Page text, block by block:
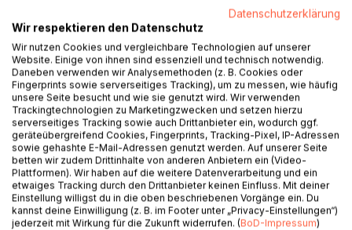
Der 6. Fall des Kommissars Jürgen Schneider aus Basel.
Auf offener Straße wird ein Kongolese erstochen, der mit
einer Sugar Mummy zusammenlebt. Hat der Mord etwas
mit ihr zu tun? Oder ist es ein ausländerfeindliches Hate
Crime? Oder eine Tat mit homophobem Hintergrund? Die
Ermittlungen gestalten sich äußerst schwierig, da
verschiedene Personen als Täter in Frage kommen. Lange
Zeit tappt der Kommissar im Dunkeln, bis er durch Zufall
auf die Spur eiskalter Killer trifft, auf deren Konto noch
weitere Morde gehen. Mit Schrecken muss er feststellen,
dass neben ihm selbst und seinem Partner auch ihrem
gemeinsamen Sohn Gefahr droht.
Datenschutzerklärung
Wir respektieren den Datenschutz
Wir nutzen Cookies und vergleichbare Technologien auf unserer
Website. Einige von ihnen sind essenziell und technisch notwendig.
Daneben verwenden wir Analysemethoden (z. B. Cookies oder
Fingerprints sowie serverseitiges Tracking), um zu messen, wie häufig
unsere Seite besucht und wie sie genutzt wird. Wir verwenden
Trackingtechnologien zu Marketingzwecken und setzen hierzu
serverseitiges Tracking sowie auch Drittanbieter ein, wodurch ggf.
geräteübergreifend Cookies, Fingerprints, Tracking-Pixel, IP-Adressen
sowie gehashte E-Mail-Adressen genutzt werden. Auf unserer Seite
betten wir zudem Drittinhalte von anderen Anbietern ein (Video-
Plattformen). Wir haben auf die weitere Datenverarbeitung und ein
etwaiges Tracking durch den Drittanbieter keinen Einfluss. Mit deiner
Einstellung willigst du in die oben beschriebenen Vorgänge ein. Du
kannst deine Einwilligung (z. B. im Footer unter „Privacy-Einstellungen“)
jederzeit mit Wirkung für die Zukunft widerrufen. (BoD-Impressum)